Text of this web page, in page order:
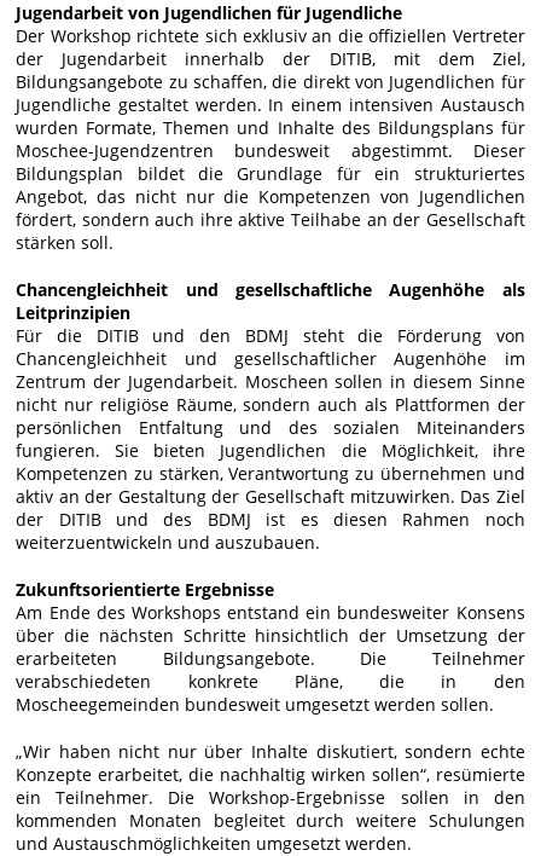
Jugendarbeit von Jugendlichen für Jugendliche
Der Workshop richtete sich exklusiv an die offiziellen Vertreter
der Jugendarbeit innerhalb der DITIB, mit dem Ziel,
Bildungsangebote zu schaffen, die direkt von Jugendlichen für
Jugendliche gestaltet werden. In einem intensiven Austausch
wurden Formate, Themen und Inhalte des Bildungsplans für
Moschee-Jugendzentren bundesweit abgestimmt. Dieser
Bildungsplan bildet die Grundlage für ein strukturiertes
Angebot, das nicht nur die Kompetenzen von Jugendlichen
fördert, sondern auch ihre aktive Teilhabe an der Gesellschaft
stärken soll.
Chancengleichheit und gesellschaftliche Augenhöhe als
Leitprinzipien
Für die DITIB und den BDMJ steht die Förderung von
Chancengleichheit und gesellschaftlicher Augenhöhe im
Zentrum der Jugendarbeit. Moscheen sollen in diesem Sinne
nicht nur religiöse Räume, sondern auch als Plattformen der
persönlichen Entfaltung und des sozialen Miteinanders
fungieren. Sie bieten Jugendlichen die Möglichkeit, ihre
Kompetenzen zu stärken, Verantwortung zu übernehmen und
aktiv an der Gestaltung der Gesellschaft mitzuwirken. Das Ziel
der DITIB und des BDMJ ist es diesen Rahmen noch
weiterzuentwickeln und auszubauen.
Zukunftsorientierte Ergebnisse
Am Ende des Workshops entstand ein bundesweiter Konsens
über die nächsten Schritte hinsichtlich der Umsetzung der
erarbeiteten Bildungsangebote. Die Teilnehmer
verabschiedeten konkrete Pläne, die in den
Moscheegemeinden bundesweit umgesetzt werden sollen.
„Wir haben nicht nur über Inhalte diskutiert, sondern echte
Konzepte erarbeitet, die nachhaltig wirken sollen“, resümierte
ein Teilnehmer. Die Workshop-Ergebnisse sollen in den
kommenden Monaten begleitet durch weitere Schulungen
und Austauschmöglichkeiten umgesetzt werden.